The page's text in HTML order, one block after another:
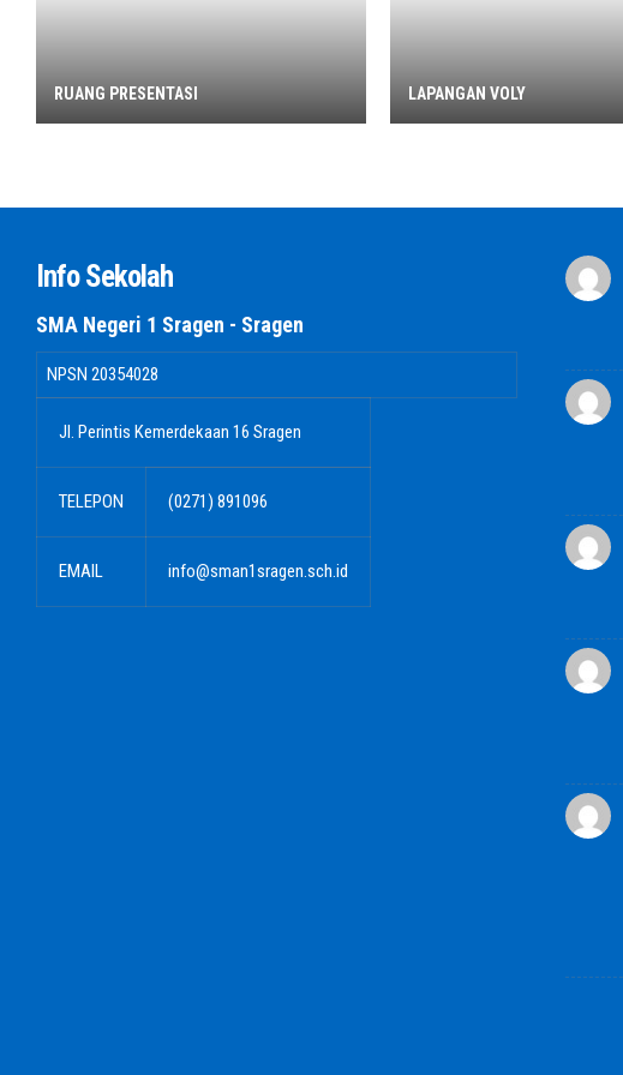
RUANG PRESENTASI LAPANGAN VOLY
Info Sekolah
SMA Negeri 1 Sragen - Sragen
NPSN 20354028
Jl. Perintis Kemerdekaan 16 Sragen
TELEPON (0271) 891096
EMAIL info@sman1sragen.sch.id